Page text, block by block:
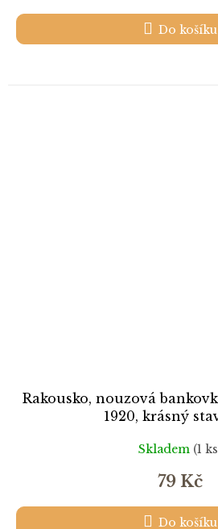
Do košíku
Rakousko, nouzová
1920, krásný
Skladem (1
79 Kč
Do košíku